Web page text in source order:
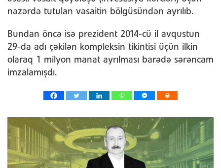
nəzərdə tutulan vəsaitin bölgüsündən ayrılıb.
Bundan öncə isə prezident 2014-cü il avqustun
29-da adı çəkilən kompleksin tikintisi üçün ilkin
olaraq 1 milyon manat ayrılması barədə sərəncam
imzalamışdı.